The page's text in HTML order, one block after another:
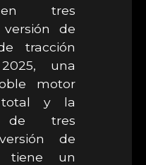
en tres
versión de
tracción
una
motor
total y la
de tres
de
tiene un